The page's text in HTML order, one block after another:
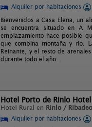
Alquiler por habitaciones
Bienvenidos a Casa Elena, un
se encuentra situado en A
emplazamiento hace posible
que combina montaña y río.
Reinante, y el resto de
durante todo el año.
Hotel Porto de Rinlo Hotel
Hotel Rural en Rinlo / Ribadeo
Alquiler por habitaciones